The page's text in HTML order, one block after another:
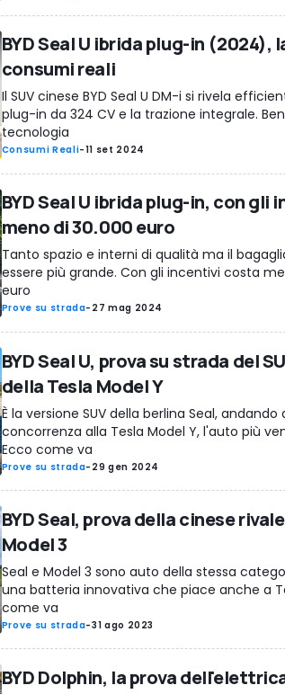
BYD Seal U ibrida plug-in (2024),
consumi reali
Il SUV cinese BYD Seal U DM-i si rivela
plug-in da 324 CV e la trazione integrale.
tecnologia
Consumi Reali-11 set 2024
BYD Seal U ibrida plug-in, con gli
meno di 30.000 euro
Tanto spazio e interni di qualità ma il
essere più grande. Con gli incentivi costa
euro
Prove su strada- 27 mag 2024
BYD Seal U, prova su strada del
della Tesla Model Y
È la versione SUV della berlina Seal,
concorrenza alla Tesla Model Y, l'auto più
Ecco come va
Prove su strada- 29 gen 2024
BYD Seal, prova della cinese
Model 3
Seal e Model 3 sono auto della stessa
una batteria innovativa che piace anche a
come va
Prove su strada-31 ago 2023
BYD Dolphin, la prova